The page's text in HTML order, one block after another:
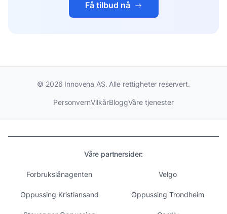
Få tilbud nå
© 2026 Innovena AS. Alle rettigheter reservert.
PersonvernVilkårBloggVåre tjenester
Våre partnersider:
Forbrukslånagenten Velgo
Oppussing Kristiansand Oppussing Trondheim